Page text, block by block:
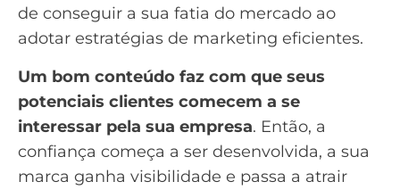
de conseguir a sua fatia do mercado ao
adotar estratégias de marketing eficientes.
Um bom conteúdo faz com que seus
potenciais clientes comecem a se
interessar pela sua empresa. Então, a
confiança começa a ser desenvolvida, a sua
marca ganha visibilidade e passa a atrair